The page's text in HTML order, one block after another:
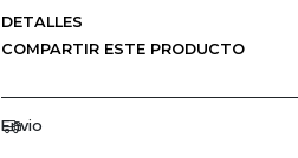
parte interna posee textura suave al
acolchada permitiendo una mayor
césped corto o superficies artificiales
DETALLES
COMPARTIR ESTE PRODUCTO
Envio